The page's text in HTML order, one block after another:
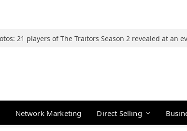
Network Marketing Direct Selling